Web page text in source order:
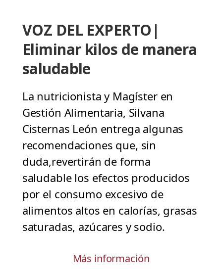
VOZ DEL EXPERTO|
Eliminar kilos de manera
saludable
La nutricionista y Magíster en
Gestión Alimentaria, Silvana
Cisternas León entrega algunas
recomendaciones que, sin
duda,revertirán de forma
saludable los efectos producidos
por el consumo excesivo de
alimentos altos en calorías, grasas
saturadas, azúcares y sodio.
Más información